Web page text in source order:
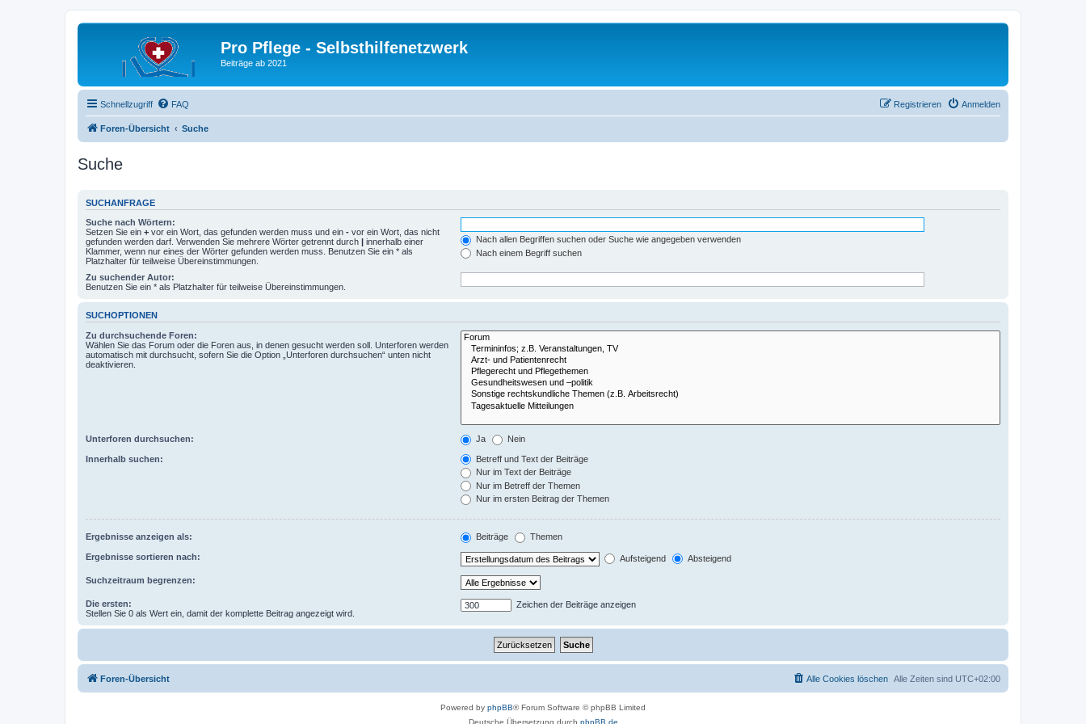
Pro Pflege - Selbsthilfenetzwerk
Beiträge ab 2021
Schnellzugriff FAQ Anmelden
Registrieren
Foren-Übersicht Suche
Suche
SUCHANFRAGE
Suche nach Wörtern:
Setzen Sie ein + vor ein Wort, das gefunden werden muss und ein - vor ein Wort, das nicht
gefunden werden darf. Verwenden Sie mehrere Wörter getrennt durch | innerhalb einer
Klammer, wenn nur eines der Wörter gefunden werden muss. Benutzen Sie ein * als
Platzhalter für teilweise Übereinstimmungen.
Nach allen Begriffen suchen oder Suche wie angegeben verwenden
Nach einem Begriff suchen
Zu suchender Autor:
Benutzen Sie ein * als Platzhalter für teilweise Übereinstimmungen.
SUCHOPTIONEN
Zu durchsuchende Foren:
Wählen Sie das Forum oder die Foren aus, in denen gesucht werden soll. Unterforen werden
automatisch mit durchsucht, sofern Sie die Option „Unterforen durchsuchen“ unten nicht
deaktivieren.
Unterforen durchsuchen: Ja Nein
Innerhalb suchen:
Betreff und Text der Beiträge
Nur im Text der Beiträge
Nur im Betreff der Themen
Nur im ersten Beitrag der Themen
Ergebnisse anzeigen als: Beiträge Themen
Ergebnisse sortieren nach: Aufsteigend Absteigend
Suchzeitraum begrenzen:
Die ersten:
Stellen Sie 0 als Wert ein, damit der komplette Beitrag angezeigt wird.
Zeichen der Beiträge anzeigen
Foren-Übersicht Alle Zeiten sind UTC+02:00
Alle Cookies löschen
Powered by phpBB® Forum Software © phpBB Limited
Deutsche Übersetzung durch phpBB.de